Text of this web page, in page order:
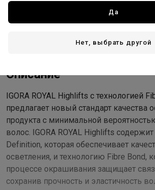
Германия - страна бренда
Описание
IGORA ROYAL Highlifts с технологией
предлагает новый стандарт качества
продукта с минимальной
волос. IGORA ROYAL Highlifts
Definition, которая обеспечивает
осветления, и технологию Fibre Bond,
процессе окрашивания защищает
сохранив прочность и эластичность
Да
Нет, выбрать другой